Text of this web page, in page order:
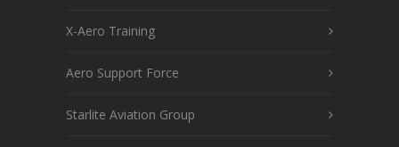
X-Aero Training
Aero Support Force
Starlite Aviation Group